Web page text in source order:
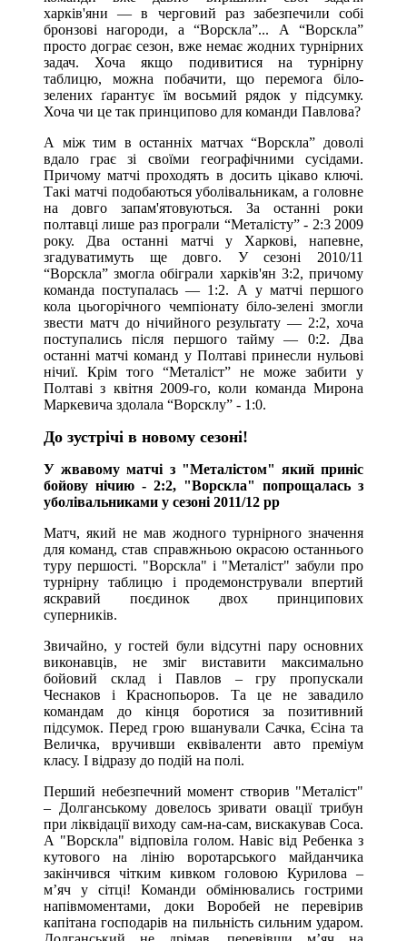
харків'яни — в черговий раз забезпечили собі
бронзові нагороди, а “Ворскла”... А “Ворскла”
просто дограє сезон, вже немає жодних турнірних
задач. Хоча якщо подивитися на турнірну
таблицю, можна побачити, що перемога біло-
зелених ґарантує їм восьмий рядок у підсумку.
Хоча чи це так принципово для команди Павлова?
А між тим в останніх матчах “Ворскла” доволі
вдало грає зі своїми географічними сусідами.
Причому матчі проходять в досить цікаво ключі.
Такі матчі подобаються уболівальникам, а головне
на довго запам'ятовуються. За останні роки
полтавці лише раз програли “Металісту” - 2:3 2009
року. Два останні матчі у Харкові, напевне,
згадуватимуть ще довго. У сезоні 2010/11
“Ворскла” змогла обіграли харків'ян 3:2, причому
команда поступалась — 1:2. А у матчі першого
кола цьогорічного чемпіонату біло-зелені змогли
звести матч до нічийного результату — 2:2, хоча
поступались після першого тайму — 0:2. Два
останні матчі команд у Полтаві принесли нульові
нічиї. Крім того “Металіст” не може забити у
Полтаві з квітня 2009-го, коли команда Мирона
Маркевича здолала “Ворсклу” - 1:0.
До зустрічі в новому сезоні!
У жвавому матчі з "Металістом" який приніс
бойову нічию - 2:2, "Ворскла" попрощалась з
уболівальниками у сезоні 2011/12 рр
Матч, який не мав жодного турнірного значення
для команд, став справжньою окрасою останнього
туру першості. "Ворскла" і "Металіст" забули про
турнірну таблицю і продемонстрували впертий
яскравий поєдинок двох принципових
суперників.
Звичайно, у гостей були відсутні пару основних
виконавців, не зміг виставити максимально
бойовий склад і Павлов – гру пропускали
Чеснаков і Краснопьоров. Та це не завадило
командам до кінця боротися за позитивний
підсумок. Перед грою вшанували Сачка, Єсіна та
Величка, вручивши еквіваленти авто преміум
класу. І відразу до подій на полі.
Перший небезпечний момент створив "Металіст"
– Долганському довелось зривати овації трибун
при ліквідації виходу сам-на-сам, вискакував Соса.
А "Ворскла" відповіла голом. Навіс від Ребенка з
кутового на лінію воротарського майданчика
закінчився чітким кивком головою Курилова –
м’яч у сітці! Команди обмінювались гострими
напівмоментами, доки Воробей не перевірив
капітана господарів на пильність сильним ударом.